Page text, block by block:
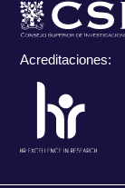
Acreditaciones: